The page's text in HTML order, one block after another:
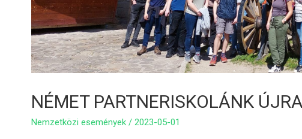
NÉMET PARTNERISKOLÁNK
Nemzetközi események / 2023-05-01